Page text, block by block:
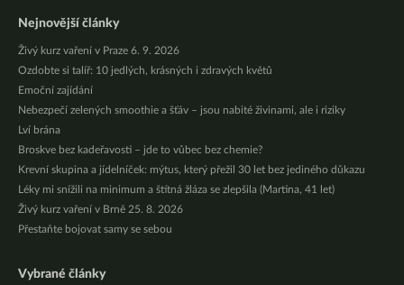
Nejnovější články
Živý kurz vaření v Praze 6. 9. 2026
Ozdobte si talíř: 10 jedlých, krásných i zdravých květů
Emoční zajídání
Nebezpečí zelených smoothie a šťáv – jsou nabité živinami, ale i riziky
Lví brána
Broskve bez kadeřavosti – jde to vůbec bez chemie?
Krevní skupina a jídelníček: mýtus, který přežil 30 let bez jediného důkazu
Léky mi snížili na minimum a štítná žláza se zlepšila (Martina, 41 let)
Živý kurz vaření v Brně 25. 8. 2026
Přestaňte bojovat samy se sebou
Vybrané články